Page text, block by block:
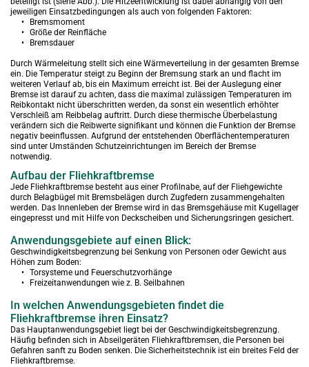
jeweiligen Einsatzbedingungen als auch von folgenden Faktoren:
Bremsmoment
Größe der Reinfläche
Bremsdauer
Durch Wärmeleitung stellt sich eine Wärmeverteilung in der gesamten Bremse
ein. Die Temperatur steigt zu Beginn der Bremsung stark an und flacht im
weiteren Verlauf ab, bis ein Maximum erreicht ist. Bei der Auslegung einer
Bremse ist darauf zu achten, dass die maximal zulässigen Tempe­raturen im
Reibkontakt nicht überschritten werden, da sonst ein wesent­lich erhöhter
Verschleiß am Reibbelag auftritt. Durch diese thermische Überbelastung
verändern sich die Reibwerte signifikant und können die Funktion der Bremse
negativ beeinflussen. Aufgrund der entstehenden Oberflächentemperaturen
sind unter Umständen Schutzeinrichtungen im Bereich der Bremse
notwendig.
Aufbau der Fliehkraftbremse
Jede Fliehkraftbremse besteht aus einer Profilnabe, auf der Fliehgewichte
durch Belagbügel mit Bremsbelägen durch Zugfedern zusammengehalten
werden. Das Innenleben der Bremse wird in das Bremsgehäuse mit Kugellager
eingepresst und mit Hilfe von Deckscheiben und Sicherungsringen gesichert.
Anwendungsgebiete auf einen Blick:
Geschwindigkeitsbegrenzung bei Senkung von Personen oder Gewicht aus
Höhen zum Boden:
Torsysteme und Feuerschutzvorhänge
Freizeitanwendungen wie z. B. Seilbahnen
In welchen Anwendungsgebieten findet die
Fliehkraftbremse ihren Einsatz?
Das Hauptanwendungsgebiet liegt bei der Geschwindigkeitsbegrenzung.
Häufig befinden sich in Abseilgeräten Fliehkraftbremsen, die Personen bei
Gefahren sanft zu Boden senken. Die Sicherheitstechnik ist ein breites Feld der
Fliehkraftbremse.